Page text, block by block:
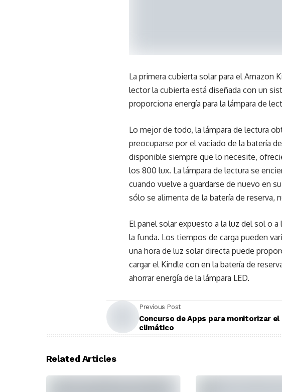
La primera cubierta solar para el
lector la cubierta está diseñada con un
proporciona energía para la lámpara de
Lo mejor de todo, la lámpara de lectura
preocuparse por el vaciado de la batería
disponible siempre que lo necesite,
los 800 lux. La lámpara de lectura se
cuando vuelve a guardarse de nuevo en
sólo se alimenta de la batería de reserva,
El panel solar expuesto a la luz del sol o
la funda. Los tiempos de carga pueden
una hora de luz solar directa puede
cargar el Kindle con en la batería de
ahorrar energía de la lámpara LED.
Previous Post
Concurso de Apps para monitorizar el
climático
Related Articles